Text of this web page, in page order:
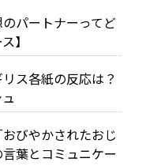
パートナーってど
】
ス各紙の反応は？
びやかされたおじ
葉とコミュニケー